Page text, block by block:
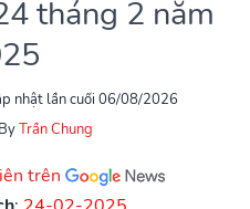
tháng 2 năm
nhật lần cuối 06/08/2026
Trần Chung
trên